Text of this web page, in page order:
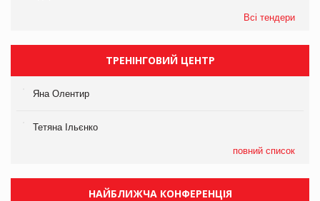
Всі тендери
ТРЕНІНГОВИЙ ЦЕНТР
Яна Олентир
Тетяна Ільєнко
повний список
НАЙБЛИЖЧА КОНФЕРЕНЦІЯ